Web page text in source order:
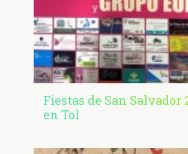
Fiestas de San Salvador
en Tol